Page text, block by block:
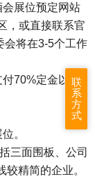
展位预定网站
，或直接联系官
会将在3-5个工作
70%定金以锁
。
三面围板、公司
精简的企业。
联
系
方
式